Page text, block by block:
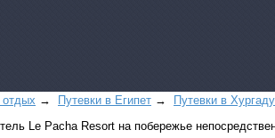
→ Путевки в Египет →
Путевки в Xуpгaду
Le Pacha Resort на побережье